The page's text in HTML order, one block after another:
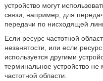
устройство могут
связи, например, для
передачи по нисходящей
Если ресурс частотной
незанятости, или если
используется другими
терминальное устройство не
частотной области.